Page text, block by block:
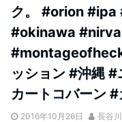
ク。 #orion
#okinawa
ッション #沖縄
カートコバーン
2016年10月26日 長谷